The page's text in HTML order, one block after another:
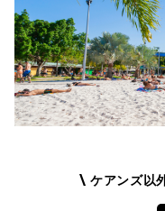
\ケアンズ以